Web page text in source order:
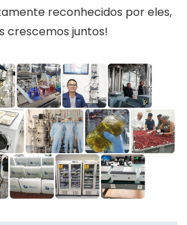
reconhecidos por eles,
crescemos juntos!